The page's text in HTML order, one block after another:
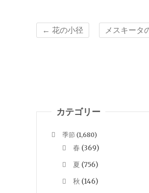
← 花の小径 メスキータ
カテゴリー
季節 (1,680)
春 (369)
夏 (756)
秋 (146)